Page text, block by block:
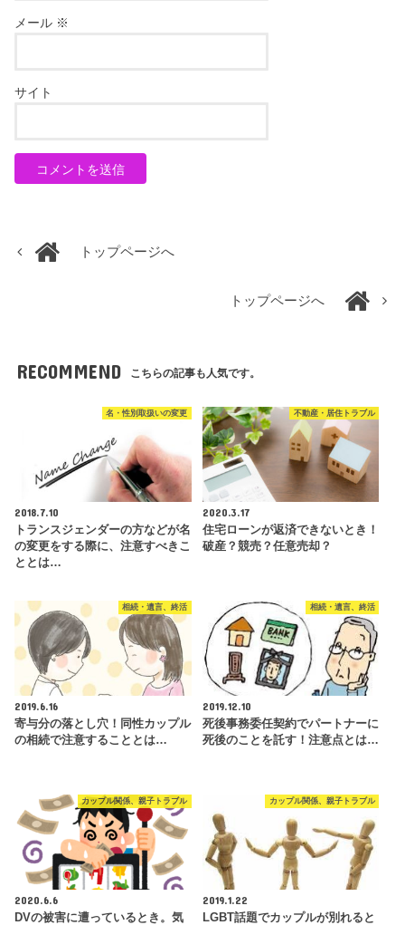
メール ※
サイト
トップページへ
トップページへ
RECOMMEND こちらの記事も人気です。
名・性別取扱いの変更
2018.7.10
トランスジェンダーの方などが名
の変更をする際に、注意すべきこ
ととは…
不動産・居住トラブル
2020.3.17
住宅ローンが返済できないとき！
破産？競売？任意売却？
相続・遺言、終活
2019.6.16
寄与分の落とし穴！同性カップル
の相続で注意することとは…
相続・遺言、終活
2019.12.10
死後事務委任契約でパートナーに
死後のことを託す！注意点とは…
カップル関係、親子トラブル
2020.6.6
DVの被害に遭っているとき。気
カップル関係、親子トラブル
2019.1.22
LGBT話題でカップルが別れると